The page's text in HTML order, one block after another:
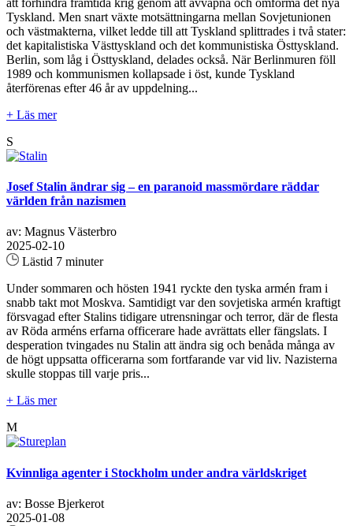
att förhindra framtida krig genom att avväpna och omforma det nya
Tyskland. Men snart växte motsättningarna mellan Sovjetunionen
och västmakterna, vilket ledde till att Tyskland splittrades i två stater:
det kapitalistiska Västtyskland och det kommunistiska Östtyskland.
Berlin, som låg i Östtyskland, delades också. När Berlinmuren föll
1989 och kommunismen kollapsade i öst, kunde Tyskland
återförenas efter 46 år av uppdelning...
+ Läs mer
S
Josef Stalin ändrar sig – en paranoid massmördare räddar
världen från nazismen
av: Magnus Västerbro
2025-02-10
Lästid 7 minuter
Under sommaren och hösten 1941 ryckte den tyska armén fram i
snabb takt mot Moskva. Samtidigt var den sovjetiska armén kraftigt
försvagad efter Stalins tidigare utrensningar och terror, där de flesta
av Röda arméns erfarna officerare hade avrättats eller fängslats. I
desperation tvingades nu Stalin att ändra sig och benåda många av
de högt uppsatta officerarna som fortfarande var vid liv. Nazisterna
skulle stoppas till varje pris...
+ Läs mer
M
Kvinnliga agenter i Stockholm under andra världskriget
av: Bosse Bjerkerot
2025-01-08